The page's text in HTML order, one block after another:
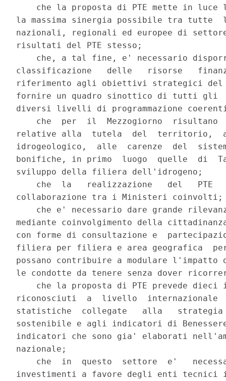
che la proposta di PTE mette in luce
la massima sinergia possibile tra tutte
nazionali, regionali ed europee di
risultati del PTE stesso;
che, a tal fine, e' necessario
classificazione   delle   risorse
riferimento agli obiettivi strategici del
fornire un quadro sinottico di tutti gli
diversi livelli di programmazione
che  per  il  Mezzogiorno  risultano
relative alla  tutela  del  territorio,
idrogeologico,  alle  carenze  del
bonifiche, in primo  luogo  quelle  di
sviluppo della filiera dell'idrogeno;
che  la   realizzazione   del   PTE
collaborazione tra i Ministeri
che e' necessario dare grande
mediante coinvolgimento della
con forme di consultazione e
filiera per filiera e area geografica
possano contribuire a modulare
le condotte da tenere senza dover
che la proposta di PTE prevede dieci
riconosciuti  a  livello  internazionale
statistiche  collegate   alla
sostenibile e agli indicatori di
indicatori che sono gia' elaborati
nazionale;
che  in  questo  settore  e'
investimenti a favore degli enti tecnici